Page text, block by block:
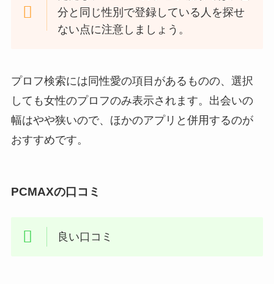
分と同じ性別で登録している人を探せ
ない点に注意しましょう。
プロフ検索には同性愛の項目があるものの、選択
しても女性のプロフのみ表示されます。出会いの
幅はやや狭いので、ほかのアプリと併用するのが
おすすめです。
PCMAXの口コミ
良い口コミ